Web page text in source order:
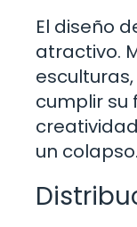
El diseño
atractivo.
cumplir su
un colapso.